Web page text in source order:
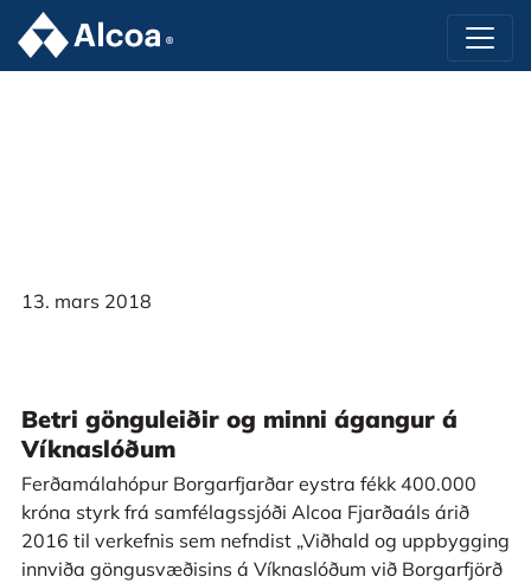
13. mars 2018
Betri gönguleiðir og minni ágangur á
Víknaslóðum
Ferðamálahópur Borgarfjarðar eystra fékk 400.000
króna styrk frá samfélagssjóði Alcoa Fjarðaáls árið
2016 til verkefnis sem nefndist „Viðhald og uppbygging
innviða göngusvæðisins á Víknaslóðum við Borgarfjörð